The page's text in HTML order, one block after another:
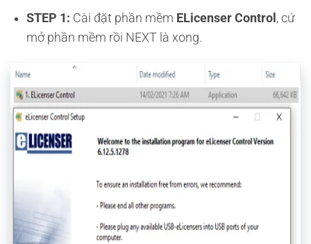
STEP 1: Cài đặt phần mềm ELicenser Control , cứ
mở phần mềm rồi NEXT là xong.